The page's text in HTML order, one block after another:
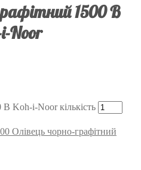
1500 B
Noor
Koh-i-Noor кількість
Олівець чорно-графітний